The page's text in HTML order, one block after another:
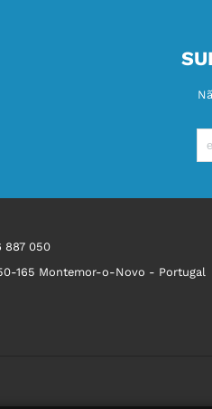
887 050
165 Montemor-o-Novo - Portugal